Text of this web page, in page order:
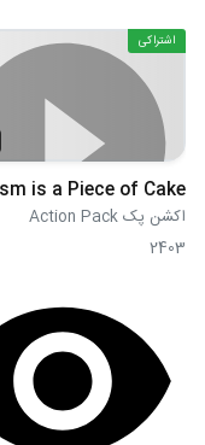
اشتراکی
اکشن پک Action Pack
2403